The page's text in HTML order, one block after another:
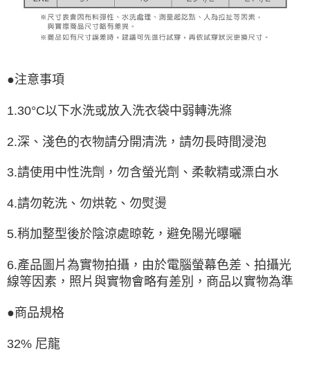
●注意事項
1.30°C以下水洗或放入洗衣袋中弱轉洗滌
2.深、淺色的衣物請分開清洗，請勿長時間浸泡
3.請使用中性洗劑，勿含螢光劑、柔軟精或漂白水
4.請勿乾洗、勿烘乾、勿熨燙
5.稍加整型後於陰涼處晾乾，避免陽光曝曬
6.產品圖片為實物拍攝，由於電腦螢幕色差、拍攝光
線等因素，照片與實物會略有差別，商品以實物為準
●商品規格
32% 尼龍